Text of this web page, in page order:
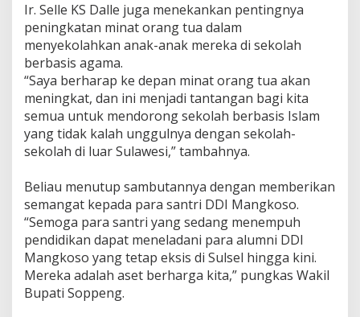
Ir. Selle KS Dalle juga menekankan pentingnya
peningkatan minat orang tua dalam
menyekolahkan anak-anak mereka di sekolah
berbasis agama.
“Saya berharap ke depan minat orang tua akan
meningkat, dan ini menjadi tantangan bagi kita
semua untuk mendorong sekolah berbasis Islam
yang tidak kalah unggulnya dengan sekolah-
sekolah di luar Sulawesi,” tambahnya.
Beliau menutup sambutannya dengan memberikan
semangat kepada para santri DDI Mangkoso.
“Semoga para santri yang sedang menempuh
pendidikan dapat meneladani para alumni DDI
Mangkoso yang tetap eksis di Sulsel hingga kini.
Mereka adalah aset berharga kita,” pungkas Wakil
Bupati Soppeng.